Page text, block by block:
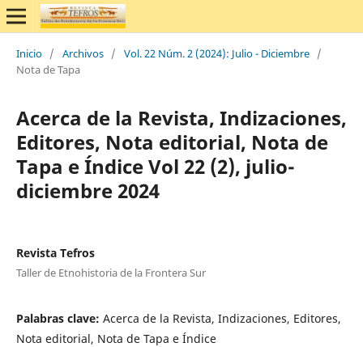
Inicio / Archivos / Vol. 22 Núm. 2 (2024): Julio - Diciembre /
Nota de Tapa
Acerca de la Revista, Indizaciones,
Editores, Nota editorial, Nota de
Tapa e Índice Vol 22 (2), julio-
diciembre 2024
Revista Tefros
Taller de Etnohistoria de la Frontera Sur
Palabras clave: Acerca de la Revista, Indizaciones, Editores,
Nota editorial, Nota de Tapa e Índice